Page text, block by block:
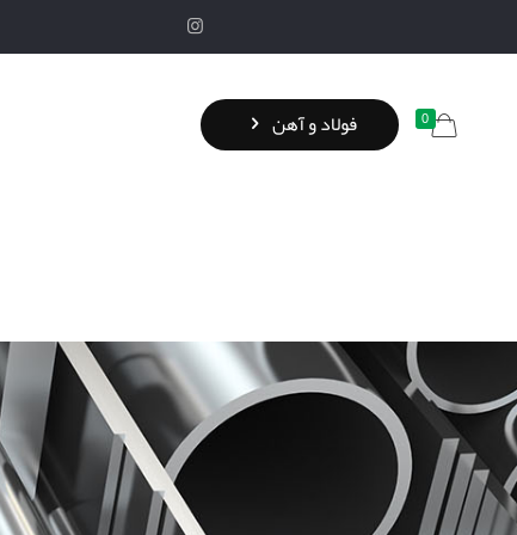
0 فولاد و آهن